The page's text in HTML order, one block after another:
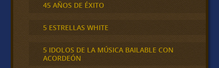
45 AÑOS DE ÉXITO
5 ESTRELLAS WHITE
5 IDOLOS DE LA MÚSICA BAILABLE CON
ACORDEÓN